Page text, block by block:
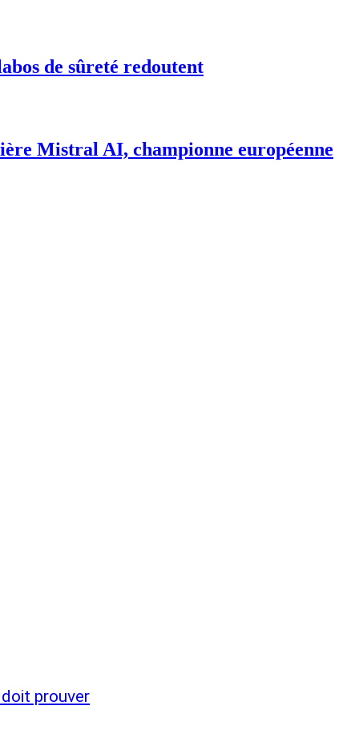
de sûreté redoutent
Mistral AI, championne européenne
prouver